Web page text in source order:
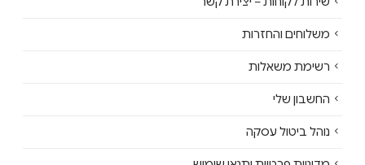
משלוחים והחזרות
רשימת משאלות
החשבון שלי
נוהל ביטול עסקה